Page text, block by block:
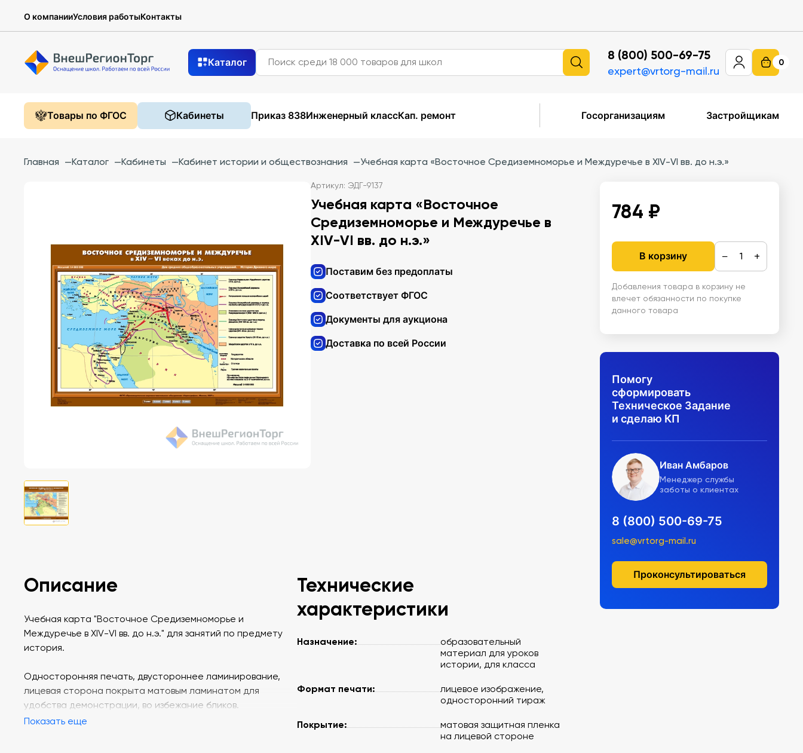
О компанииУсловия работыКонтакты
Каталог 8 (800) 500-69-75
expert@vrtorg-mail.ru
0
Товары по ФГОС Кабинеты Приказ 838Инженерный классКап. ремонт Госорганизациям Застройщикам
Главная —Каталог —Кабинеты —Кабинет истории и обществознания —Учебная карта «Восточное Средиземноморье и Междуречье в XIV-VI вв. до н.э.»
Артикул: ЭДГ-9137
Учебная карта «Восточное
Средиземноморье и Междуречье в
XIV-VI вв. до н.э.»
Поставим без предоплаты
Соответствует ФГОС
Документы для аукциона
Доставка по всей России
784 ₽
В корзину − +
Добавления товара в корзину не
влечет обязанности по покупке
данного товара
Помогу
сформировать
Техническое Задание
и сделаю КП
Иван Амбаров
Менеджер службы
заботы о клиентах
8 (800) 500-69-75
sale@vrtorg-mail.ru
Проконсультироваться
Описание
Учебная карта "Восточное Средиземноморье и
Междуречье в XIV-VI вв. до н.э." для занятий по предмету
история.
Односторонняя печать, двустороннее ламинирование,
лицевая сторона покрыта матовым ламинатом для
удобства демонстрации, во избежание бликов.
Показать еще
Технические
характеристики
Назначение:
образовательный
материал для уроков
истории, для класса
Формат печати:
лицевое изображение,
односторонний тираж
Покрытие:
матовая защитная пленка
на лицевой стороне